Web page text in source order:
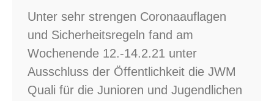
Unter sehr strengen Coronaauflagen
und Sicherheitsregeln fand am
Wochenende 12.-14.2.21 unter
Ausschluss der Öffentlichkeit die JWM
Quali für die Junioren und Jugendlichen